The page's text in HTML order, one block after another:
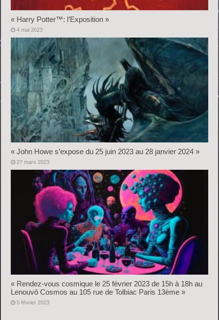
« Harry Potter™: l’Exposition »
4 mai 2023
« John Howe s’expose du 25 juin 2023 au 28 janvier 2024 »
27 mars 2023
« Rendez-vous cosmique le 25 février 2023 de 15h à 18h au
Lenouvô Cosmos au 105 rue de Tolbiac Paris 13ème »
5 février 2023